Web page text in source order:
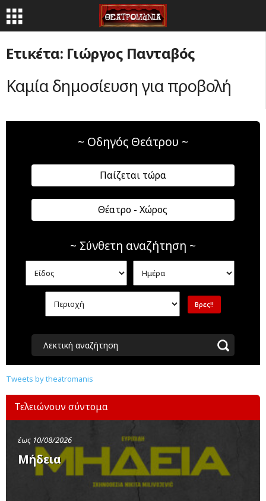
Ετικέτα: Γιώργος Πανταβός
Καμία δημοσίευση για προβολή
~ Οδηγός Θεάτρου ~
Παίζεται τώρα
Θέατρο - Χώρος
~ Σύνθετη αναζήτηση ~
Λεκτική αναζήτηση
Tweets by theatromanis
Τελειώνουν σύντομα
έως 10/08/2026
Μήδεια